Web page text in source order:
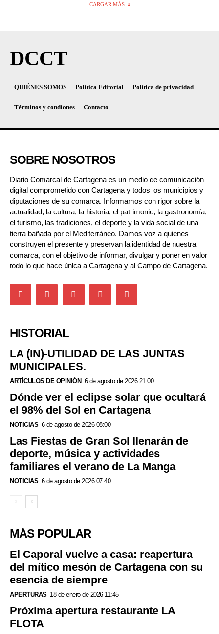
CARGAR MÁS
DCCT
QUIÉNES SOMOS Política Editorial Política de privacidad
Términos y condiones Contacto
SOBRE NOSOTROS
Diario Comarcal de Cartagena es un medio de comunicación
digital comprometido con Cartagena y todos los municipios y
diputaciones de su comarca. Informamos con rigor sobre la
actualidad, la cultura, la historia, el patrimonio, la gastronomía,
el turismo, las tradiciones, el deporte y la vida social de una
tierra bañada por el Mediterráneo. Damos voz a quienes
construyen el presente y preservan la identidad de nuestra
comarca, con el objetivo de informar, divulgar y poner en valor
todo lo que hace única a Cartagena y al Campo de Cartagena.
HISTORIAL
LA (IN)-UTILIDAD DE LAS JUNTAS
MUNICIPALES.
ARTÍCULOS DE OPINIÓN 6 de agosto de 2026 21:00
Dónde ver el eclipse solar que ocultará
el 98% del Sol en Cartagena
NOTICIAS 6 de agosto de 2026 08:00
Las Fiestas de Gran Sol llenarán de
deporte, música y actividades
familiares el verano de La Manga
NOTICIAS 6 de agosto de 2026 07:40
MÁS POPULAR
El Caporal vuelve a casa: reapertura
del mítico mesón de Cartagena con su
esencia de siempre
APERTURAS 18 de enero de 2026 11:45
Próxima apertura restaurante LA
FLOTA